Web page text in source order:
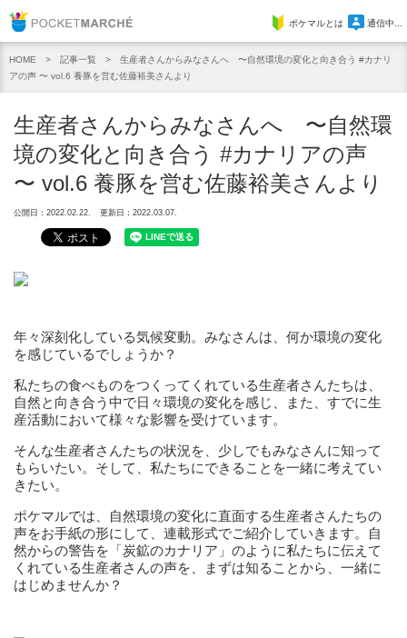
Pocket Marcheポケマルとは 通信中...
HOME 記事一覧
生産者さんからみなさんへ 〜自然環境の変化と向き合う #カナリ
アの声 〜 vol.6 養豚を営む佐藤裕美さんより
生産者さんからみなさんへ 〜自然環
境の変化と向き合う #カナリアの声
〜 vol.6 養豚を営む佐藤裕美さんより
公開日：2022.02.22. 更新日：2022.03.07.
年々深刻化している気候変動。みなさんは、何か環境の変化
を感じているでしょうか？
私たちの食べものをつくってくれている生産者さんたちは、
自然と向き合う中で日々環境の変化を感じ、また、すでに生
産活動において様々な影響を受けています。
そんな生産者さんたちの状況を、少しでもみなさんに知って
もらいたい。そして、私たちにできることを一緒に考えてい
きたい。
ポケマルでは、自然環境の変化に直面する生産者さんたちの
声をお手紙の形にして、連載形式でご紹介していきます。自
然からの警告を「炭鉱のカナリア」のように私たちに伝えて
くれている生産者さんの声を、まずは知ることから、一緒に
はじめませんか？